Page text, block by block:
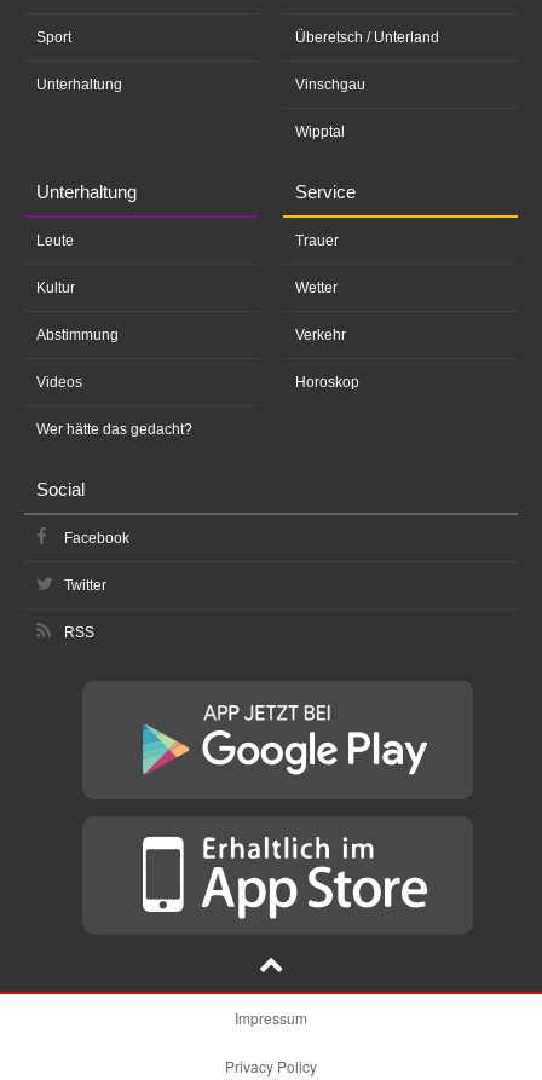
Sport
Unterhaltung
Überetsch / Unterland
Vinschgau
Wipptal
Unterhaltung
Leute
Kultur
Abstimmung
Videos
Wer hätte das gedacht?
Service
Trauer
Wetter
Verkehr
Horoskop
Social
Facebook
Twitter
RSS
Impressum
Privacy Policy